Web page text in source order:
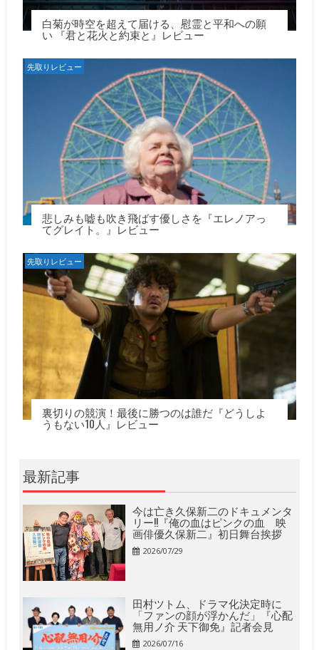
白菊が時空を超えて届ける、慰霊と平和への願
い 『君と花火と約束と』レビュー
先取りレビュー
悲しみも嘘も吹き飛ばす優しさを『エレノアっ
てグレイト。』レビュー
先取りレビュー
裏切りの競演！最後に勝つのは誰だ『どうしよ
うもない10人』レビュー
最新記事
今は亡き久保新二のドキュメンタ
リー!!『俺の血はピンクの血 映
画俳優久保新二』初日舞台挨拶
2026/07/29
田村ツトム、ドラマ化決定時に
「ファンの顔が浮かんだ」『心配
無用ノ介 天下御免』記者会見
2026/07/16